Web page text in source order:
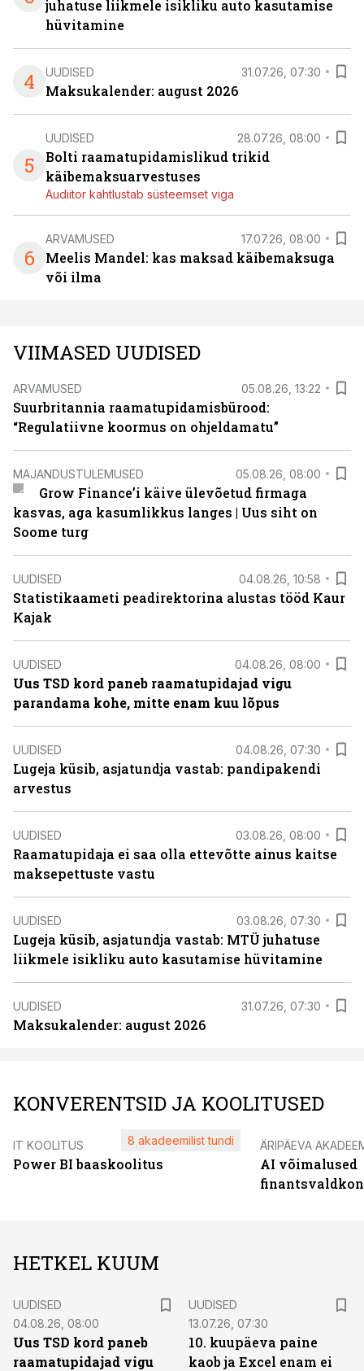
juhatuse liikmele isikliku auto kasutamise
hüvitamine
4 UUDISED 31.07.26, 07:30
Maksukalender: august 2026
5
UUDISED 28.07.26, 08:00
Bolti raamatupidamislikud trikid
käibemaksuarvestuses
Audiitor kahtlustab süsteemset viga
6
ARVAMUSED 17.07.26, 08:00
Meelis Mandel: kas maksad käibemaksuga
või ilma
VIIMASED UUDISED
ARVAMUSED 05.08.26, 13:22
Suurbritannia raamatupidamisbürood:
“Regulatiivne koormus on ohjeldamatu”
MAJANDUSTULEMUSED 05.08.26, 08:00
Grow Finance’i käive ülevõetud firmaga
kasvas, aga kasumlikkus langes | Uus siht on
Soome turg
UUDISED 04.08.26, 10:58
Statistikaameti peadirektorina alustas tööd Kaur
Kajak
UUDISED 04.08.26, 08:00
Uus TSD kord paneb raamatupidajad vigu
parandama kohe, mitte enam kuu lõpus
UUDISED 04.08.26, 07:30
Lugeja küsib, asjatundja vastab: pandipakendi
arvestus
UUDISED 03.08.26, 08:00
Raamatupidaja ei saa olla ettevõtte ainus kaitse
maksepettuste vastu
UUDISED 03.08.26, 07:30
Lugeja küsib, asjatundja vastab: MTÜ juhatuse
liikmele isikliku auto kasutamise hüvitamine
UUDISED 31.07.26, 07:30
Maksukalender: august 2026
KONVERENTSID JA KOOLITUSED
IT KOOLITUS
Power BI baaskoolitus
8 akadeemilist tundi ÄRIPÄEVA
AI võimalused
HETKEL KUUM
UUDISED
04.08.26, 08:00
Uus TSD kord paneb
raamatupidajad vigu
UUDISED
13.07.26, 07:30
10. kuupäeva paine
kaob ja Excel enam ei